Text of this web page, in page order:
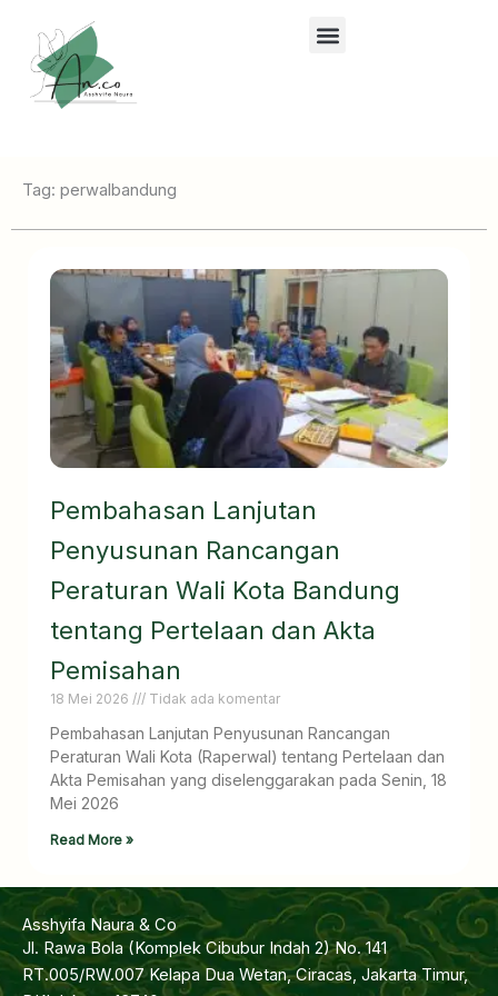
konten
Tag: perwalbandung
Pembahasan Lanjutan
Penyusunan Rancangan
Peraturan Wali Kota Bandung
tentang Pertelaan dan Akta
Pemisahan
18 Mei 2026 Tidak ada komentar
Pembahasan Lanjutan Penyusunan Rancangan
Peraturan Wali Kota (Raperwal) tentang Pertelaan dan
Akta Pemisahan yang diselenggarakan pada Senin, 18
Mei 2026
Read More »
Asshyifa Naura & Co
Jl. Rawa Bola (Komplek Cibubur Indah 2) No. 141
RT.005/RW.007 Kelapa Dua Wetan, Ciracas, Jakarta Timur,